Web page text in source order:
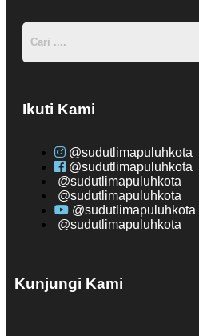
Ikuti Kami
@sudutlimapuluhkota
@sudutlimapuluhkota
@sudutlimapuluhkota
@sudutlimapuluhkota
@sudutlimapuluhkota
@sudutlimapuluhkota
Kunjungi Kami